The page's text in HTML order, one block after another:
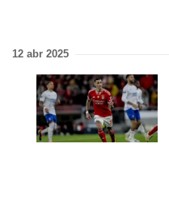
12 abr 2025